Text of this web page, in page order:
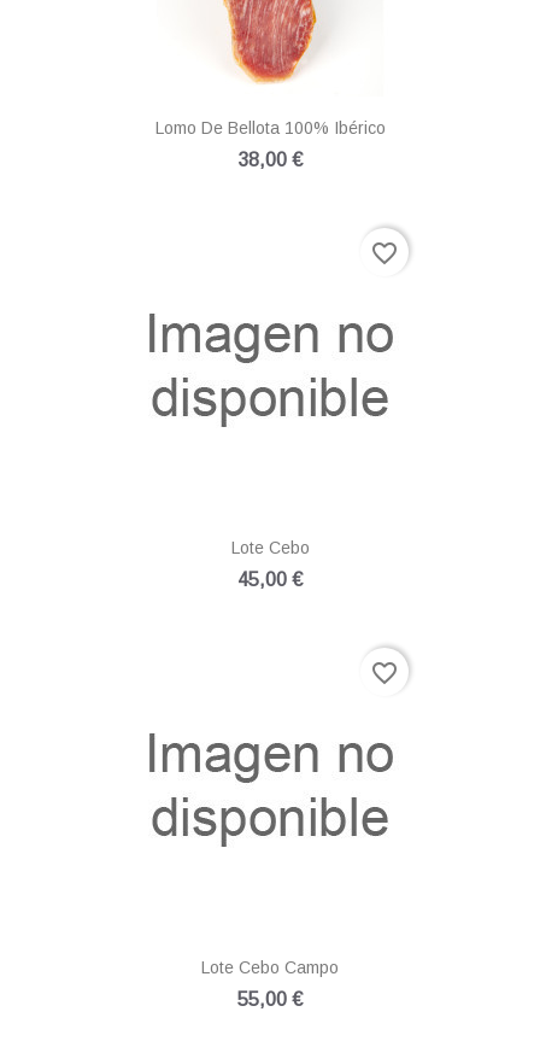
Lomo De Bellota 100% Ibérico
38,00 €
Lote Cebo
45,00 €
favorite_border
Lote Cebo Campo
55,00 €
favorite_border